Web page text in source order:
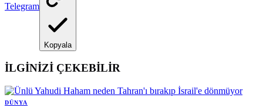
Telegram
Kopyala
İLGİNİZİ ÇEKEBİLİR
DÜNYA